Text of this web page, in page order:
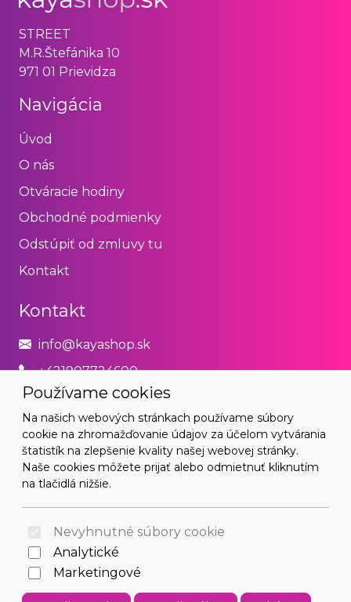
Používame cookies
Na našich webových stránkach používame súbory
cookie na zhromažďovanie údajov za účelom vytvárania
štatistík na zlepšenie kvality našej webovej stránky.
Naše cookies môžete prijať alebo odmietnuť kliknutím
na tlačidlá nižšie.
Nevyhnutné súbory cookie
Analytické
Marketingové
STREET
M.R.Štefánika 10
971 01 Prievidza
Navigácia
Úvod
O nás
Otváracie hodiny
Obchodné podmienky
Odstúpiť od zmluvy tu
Kontakt
Kontakt
info@kayashop.sk
+421907724600
Právne
Obchodné podmienky
Zásady používania cookies
© 2026 Arrabella s.r.o., mayabella s.r.o., Všetky práva
vyhradené.